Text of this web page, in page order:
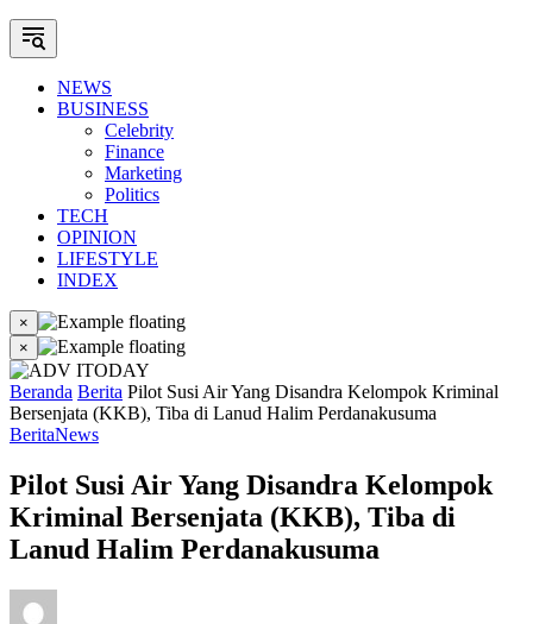
NEWS
BUSINESS
Celebrity
Finance
Marketing
Politics
TECH
OPINION
LIFESTYLE
INDEX
×
×
Beranda Berita Pilot Susi Air Yang Disandra Kelompok Kriminal
Bersenjata (KKB), Tiba di Lanud Halim Perdanakusuma
BeritaNews
Pilot Susi Air Yang Disandra Kelompok
Kriminal Bersenjata (KKB), Tiba di
Lanud Halim Perdanakusuma